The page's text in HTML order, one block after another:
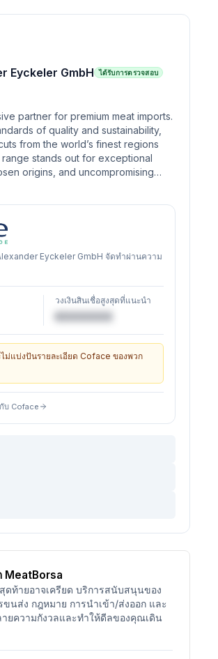
Eyckeler GmbH ได้รับการตรวจสอบ
partner for premium meat imports.
of quality and sustainability,
from the world’s finest regions
stands out for exceptional
origins, and uncompromising…
Eyckeler GmbH จัดทำผ่านความ
วงเงินสินเชื่อสูงสุดที่แนะนำ
€XXXXXX
ม่แบ่งปันรายละเอียด Coface ของพวก
บ Coface
MeatBorsa
ดท้ายอาจเครียด บริการสนับสนุนของ
นส่ง กฎหมาย การนำเข้า/ส่งออก และ
ยความกังวลและทำให้ดีลของคุณเดิน